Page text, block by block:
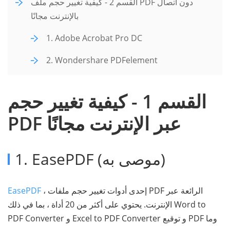
بالإنترنت مجانًا
1. Adobe Acrobat Pro DC
2. Wondershare PDFelement
القسم 1 - كيفية تغيير حجم
PDF عبر الإنترنت مجانًا
1. EasePDF (موصى به)
EasePDF ، إحدى أدوات تغيير حجم ملفات PDF الرائعة عبر
الإنترنت. يحتوي على أكثر من 20 أداة ، بما في ذلك Word to
PDF Converter و Excel to PDF Converter و توقيع PDF وما